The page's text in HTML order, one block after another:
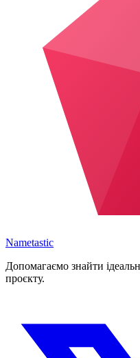
Nametastic
Допомагаємо знайти
проєкту.